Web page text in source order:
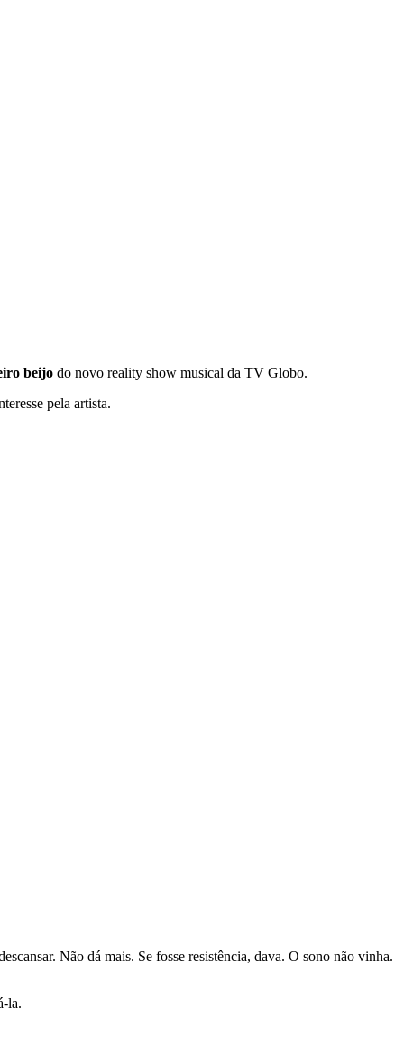
beijo do novo reality show musical da TV Globo.
pela artista.
Não dá mais. Se fosse resistência, dava. O sono não vinha.
la.